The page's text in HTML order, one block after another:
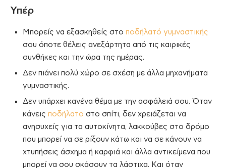
Υπέρ
Μπορείς να εξασκηθείς στο ποδήλατό γυμναστικής
σου όποτε θέλεις ανεξάρτητα από τις καιρικές
συνθήκες και την ώρα της ημέρας.
Δεν πιάνει πολύ χώρο σε σχέση με άλλα μηχανήματα
γυμναστικής.
Δεν υπάρχει κανένα θέμα με την ασφάλειά σου. Όταν
κάνεις ποδήλατο στο σπίτι, δεν χρειάζεται να
ανησυχείς για τα αυτοκίνητα, λακκούβες στο δρόμο
που μπορεί να σε ρίξουν κάτω και να σε κάνουν να
χτυπήσεις άσχημα ή καρφιά και άλλα αντικείμενα που
μπορεί να σου σκάσουν τα λάστιχα. Και όταν